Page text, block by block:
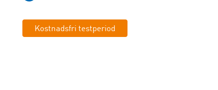
Kostnadsfri testperiod